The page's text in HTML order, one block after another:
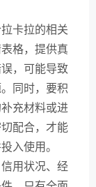
卡拉的相关
格，提供真
，可能导致
同时，要积
充材料或进
配合，才能
入使用。
用状况、经